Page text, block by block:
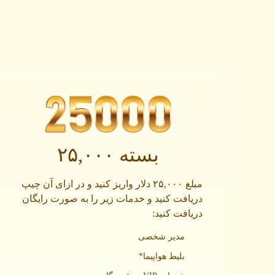
بسته ۲۵,۰۰۰
مبلغ ۲۵,۰۰۰ دلار واریز کنید و در ازای آن چیپ
دریافت کنید و خدمات زیر را به صورت رایگان
دریافت کنید:
مدیر شخصی
بلیط هواپیما*